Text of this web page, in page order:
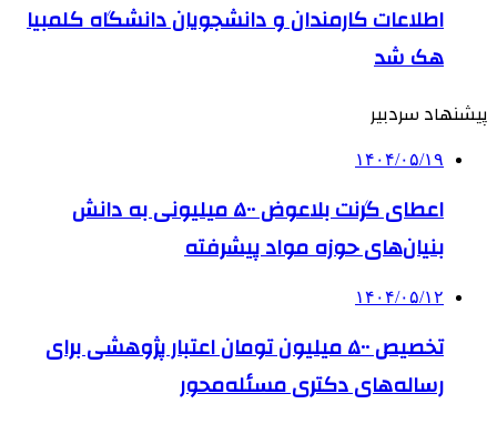
اطلاعات کارمندان و دانشجویان دانشگاه کلمبیا
هک شد
پیشنهاد سردبیر
۱۴۰۴/۰۵/۱۹
اعطای گرنت بلاعوض ۵۰۰ میلیونی به دانش
بنیان‌های حوزه مواد پیشرفته
۱۴۰۴/۰۵/۱۲
تخصیص ۵۰۰ میلیون تومان اعتبار پژوهشی برای
رساله‌های دکتری مسئله‌محور